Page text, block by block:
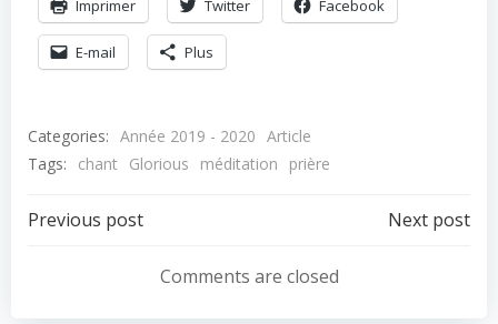
Imprimer Twitter Facebook
E-mail Plus
Categories: Année 2019 - 2020 Article
Tags:
chant Glorious méditation prière
Navigation
Previous post
Navigation
de
Next post
Comments are closed